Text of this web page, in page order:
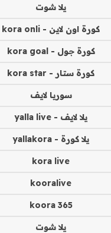
يلا شوت
كورة اون لاين - kora onli
كورة جول - kora goal
كورة ستار - kora star
سوريا لايف
يلا لايف - yalla live
يلا كورة - yallakora
kora live
kooralive
koora 365
يلا شوت